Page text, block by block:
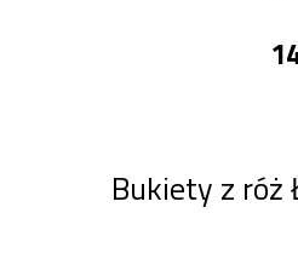
Bukiety z róż